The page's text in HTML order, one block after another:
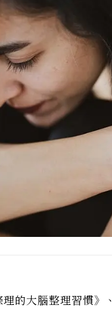
的大腦整理習慣》